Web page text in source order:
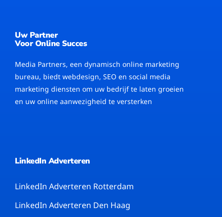
Uw Partner
Voor Online Succes
Media Partners, een dynamisch online marketing
bureau, biedt webdesign, SEO en social media
marketing diensten om uw bedrijf te laten groeien
en uw online aanwezigheid te versterken
LinkedIn Adverteren
LinkedIn Adverteren Rotterdam
LinkedIn Adverteren Den Haag